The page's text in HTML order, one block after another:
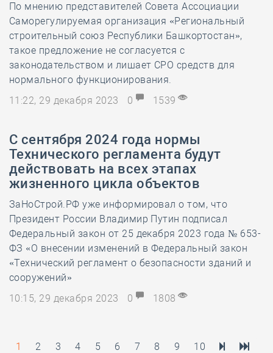
По мнению представителей Совета Ассоциации
Саморегулируемая организация «Региональный
строительный союз Республики Башкортостан»,
такое предложение не согласуется с
законодательством и лишает СРО средств для
нормального функционирования.
11:22, 29 декабря 2023
0 1539
С сентября 2024 года нормы
Технического регламента будут
действовать на всех этапах
жизненного цикла объектов
ЗаНоСтрой.РФ уже информировал о том, что
Президент России Владимир Путин подписал
Федеральный закон от 25 декабря 2023 года № 653-
ФЗ «О внесении изменений в Федеральный закон
«Технический регламент о безопасности зданий и
сооружений»
10:15, 29 декабря 2023
0 1808
1 2 3 4 5 6 7 8 9 10